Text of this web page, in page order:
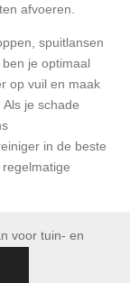
afvoeren.
spuitlansen
je optimaal
op vuil en maak
je schade
in de beste
voor tuin- en